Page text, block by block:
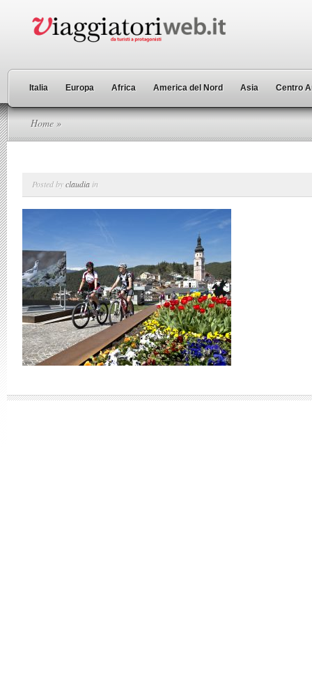
Italia Europa Africa America del Nord Asia Centro
Home »
Posted byclaudia in